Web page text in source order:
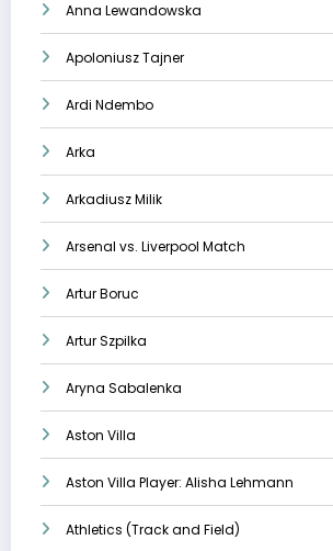
Anna Lewandowska
Apoloniusz Tajner
Ardi Ndembo
Arka
Arkadiusz Milik
Arsenal vs. Liverpool Match
Artur Boruc
Artur Szpilka
Aryna Sabalenka
Aston Villa
Aston Villa Player: Alisha Lehmann
Athletics (Track and Field)